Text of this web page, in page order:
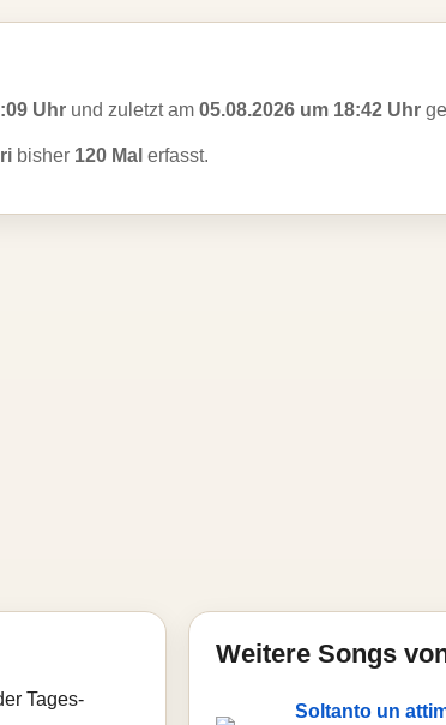
Uhr und zuletzt am 05.08.2026 um 18:42 Uhr
bisher 120 Mal erfasst.
Tages-
Weitere Songs
Soltanto un